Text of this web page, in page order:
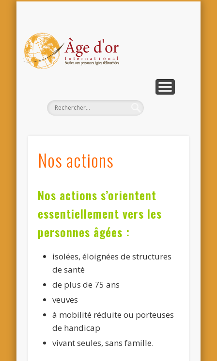
Nos actions
Nos actions s’orientent
essentiellement vers les
personnes âgées :
isolées, éloignées de structures
de santé
de plus de 75 ans
veuves
à mobilité réduite ou porteuses
de handicap
vivant seules, sans famille.